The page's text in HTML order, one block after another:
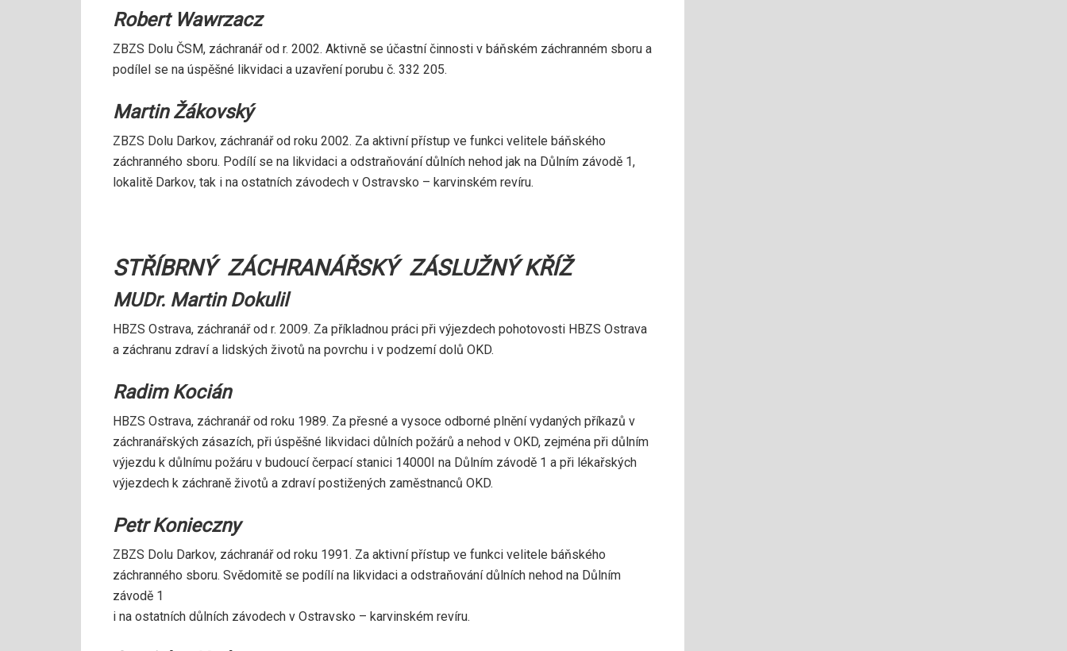
Robert Wawrzacz
ZBZS Dolu ČSM, záchranář od r. 2002. Aktivně se účastní činnosti v báňském záchranném sboru a
podílel se na úspěšné likvidaci a uzavření porubu č. 332 205.
Martin Žákovský
ZBZS Dolu Darkov, záchranář od roku 2002. Za aktivní přístup ve funkci velitele báňského
záchranného sboru. Podílí se na likvidaci a odstraňování důlních nehod jak na Důlním závodě 1,
lokalitě Darkov, tak i na ostatních závodech v Ostravsko – karvinském revíru.
STŘÍBRNÝ ZÁCHRANÁŘSKÝ ZÁSLUŽNÝ KŘÍŽ
MUDr. Martin Dokulil
HBZS Ostrava, záchranář od r. 2009. Za příkladnou práci při výjezdech pohotovosti HBZS Ostrava
a záchranu zdraví a lidských životů na povrchu i v podzemí dolů OKD.
Radim Kocián
HBZS Ostrava, záchranář od roku 1989. Za přesné a vysoce odborné plnění vydaných příkazů v
záchranářských zásazích, při úspěšné likvidaci důlních požárů a nehod v OKD, zejména při důlním
výjezdu k důlnímu požáru v budoucí čerpací stanici 14000I na Důlním závodě 1 a při lékařských
výjezdech k záchraně životů a zdraví postižených zaměstnanců OKD.
Petr Konieczny
ZBZS Dolu Darkov, záchranář od roku 1991. Za aktivní přístup ve funkci velitele báňského
záchranného sboru. Svědomitě se podílí na likvidaci a odstraňování důlních nehod na Důlním
závodě 1
i na ostatních důlních závodech v Ostravsko – karvinském revíru.